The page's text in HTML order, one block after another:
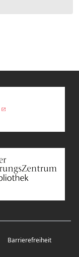
Barrierefreiheit